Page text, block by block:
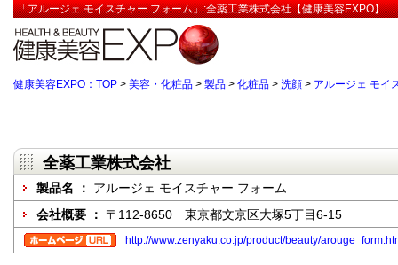
「アルージェ モイスチャー フォーム」:全薬工業株式会社【健康美容EXPO】
健康美容EXPO：TOP > 美容・化粧品 > 製品 > 化粧品 > 洗顔 > アルージェ モイ
全薬工業株式会社
製品名 ： アルージェ モイスチャー フォーム
会社概要 ： 〒112-8650 東京都文京区大塚5丁目6-15
http://www.zenyaku.co.jp/product/beauty/